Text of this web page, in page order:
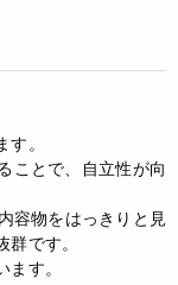
。
ことで、自立性が向
容物をはっきりと見
です。
す。